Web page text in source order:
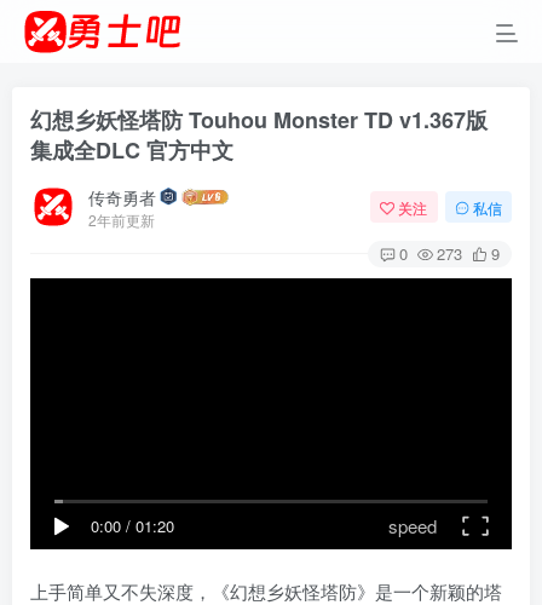
幻想乡妖怪塔防 Touhou Monster TD v1.367版
集成全DLC 官方中文
传奇勇者
2年前更新
关注 私信
0 273 9
0:00 / 01:20 speed
上手简单又不失深度，《幻想乡妖怪塔防》是一个新颖的塔